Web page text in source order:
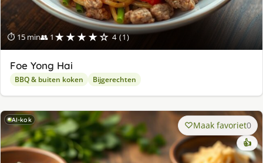
⏱ 15 min👥 1 ★★★★☆ 4 (1)
Foe Yong Hai
BBQ & buiten koken Bijgerechten
AI-kok Maak favoriet0
👍